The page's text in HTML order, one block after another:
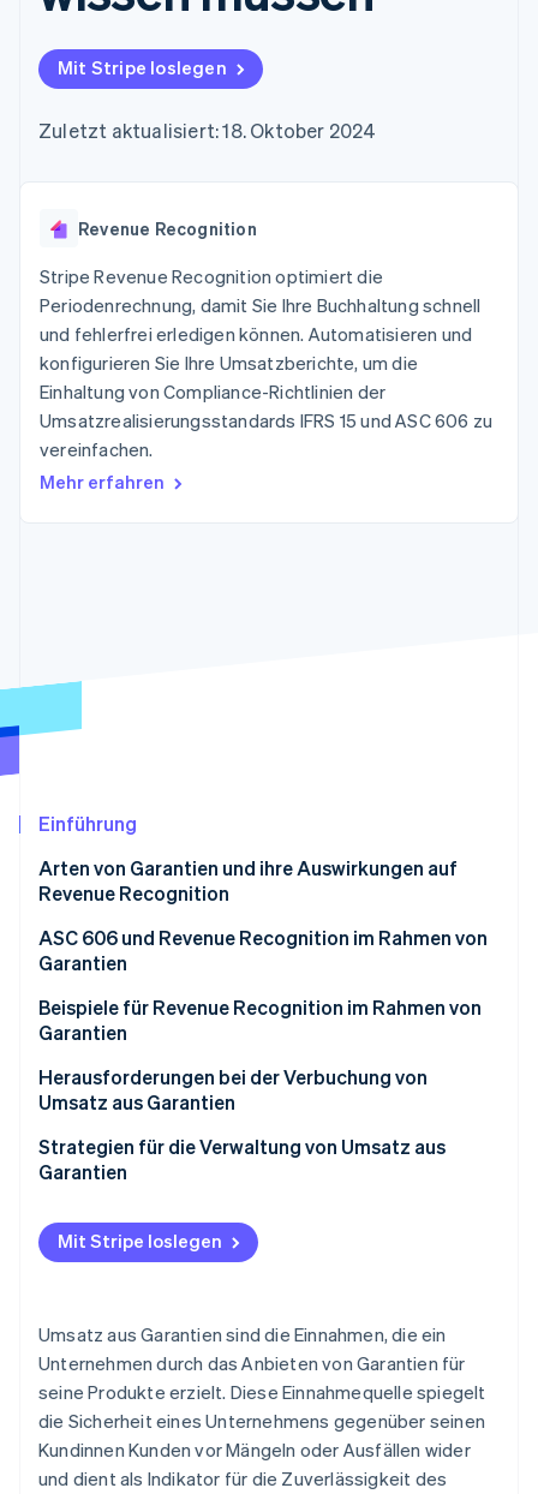
125
Terminal
Zahlungen vor Ort
Boost
Autorisierungsraten
Beschleunigter
Financial
Connections
Verbundene
Finanzdaten
Data Pipeline
Mehr
Product roadmap
Ausblick
Radar
Stripe-Sessions 2026
Erfahren Sie, wie Stripe Lösungen für die
Jetzt ansehen
Geldmanagement
SaaS
Creator Economy
Bewirtung, Reisen und
Freizeit
Versicherungen
Medien und
Unterhaltung
Gemeinnützige
Organisationen
Fachdienstleistungen
Marktplatz auf
Abonnementverwaltung
nutzungsbasierte
Karten ausgeben: So
Bereitstellung und
Diensten mit Agenten
Ressourcen
App-Integrationen
API-Status
Stripe Sessions
Karriere
Stripe Press
kontaktieren
Partner werden
Mit Stripe loslegen
Zuletzt aktualisiert: 18. Oktober 2024
Revenue Recognition
Stripe Revenue Recognition optimiert die
Periodenrechnung, damit Sie Ihre Buchhaltung schnell
und fehlerfrei erledigen können. Automatisieren und
konfigurieren Sie Ihre Umsatzberichte, um die
Einhaltung von Compliance-Richtlinien der
Umsatzrealisierungsstandards IFRS 15 und ASC 606 zu
vereinfachen.
Mehr erfahren
Einführung
Arten von Garantien und ihre Auswirkungen auf
Revenue Recognition
ASC 606 und Revenue Recognition im Rahmen von
Garantien
Beispiele für Revenue Recognition im Rahmen von
Garantien
Ein Automobilhersteller verkauft Autos mit
erweitertem Garantieumfang
Ein Technologieunternehmen verkauft Laptops mit
optionalen Schutzplänen
Herausforderungen bei der Verbuchung von
Umsatz aus Garantien
Strategien für die Verwaltung von Umsatz aus
Garantien
Mit Stripe loslegen
Umsatz aus Garantien sind die Einnahmen, die ein
Unternehmen durch das Anbieten von Garantien für
seine Produkte erzielt. Diese Einnahmequelle spiegelt
die Sicherheit eines Unternehmens gegenüber seinen
Kundinnen Kunden vor Mängeln oder Ausfällen wider
und dient als Indikator für die Zuverlässigkeit des